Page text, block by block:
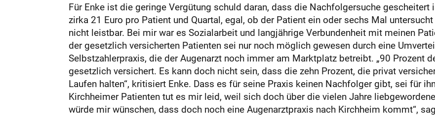
Für Enke ist die geringe Vergütung schuld daran, dass die Nachfolgersuche gescheitert
zirka 21 Euro pro Patient und Quartal, egal, ob der Patient ein oder sechs Mal
nicht leistbar. Bei mir war es Sozialarbeit und langjährige Verbundenheit mit meinen
der gesetzlich versicherten Patienten sei nur noch möglich gewesen durch eine
Selbstzahlerpraxis, die der Augenarzt noch immer am Marktplatz betreibt. „90 Prozent
gesetzlich versichert. Es kann doch nicht sein, dass die zehn Prozent, die privat
Laufen halten“, kritisiert Enke. Dass es für seine Praxis keinen Nachfolger gibt, sei für
Kirchheimer Patienten tut es mir leid, weil sich doch über die vielen Jahre
würde mir wünschen, dass doch noch eine Augenarztpraxis nach Kirchheim kommt“,